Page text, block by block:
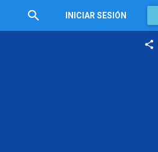
INICIAR SESIÓN